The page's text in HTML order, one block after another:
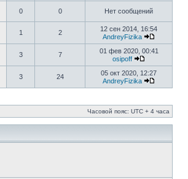
0 0 Нет сообщений
1 2
12 сен 2014, 16:54
AndreyFizika
3 7
01 фев 2020, 00:41
osipoff
3 24
05 окт 2020, 12:27
AndreyFizika
Часовой пояс: UTC + 4 часа